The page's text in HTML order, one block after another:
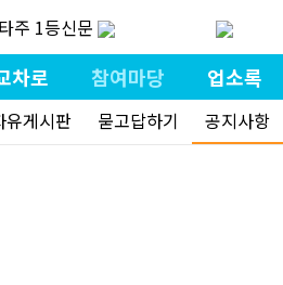
주 1등신문
차로 참여마당 업소록
유게시판 묻고답하기 공지사항